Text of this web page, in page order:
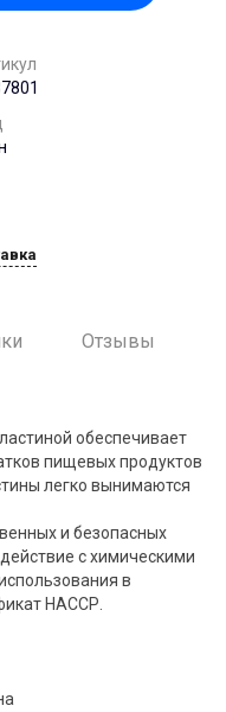
Отзывы
обеспечивает
пищевых продуктов
легко вынимаются
и безопасных
с химическими
в
НАССР.